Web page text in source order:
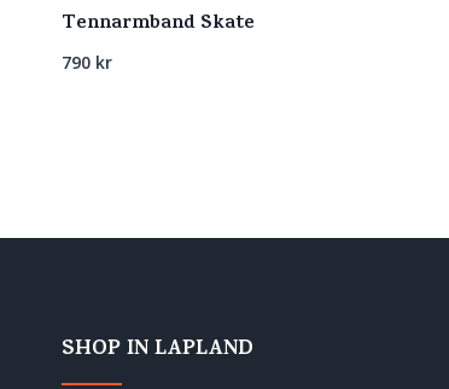
Tennarmband Skate
790 kr
SHOP IN LAPLAND